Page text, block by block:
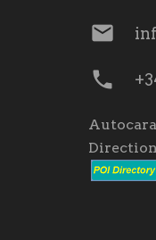
mail
phone